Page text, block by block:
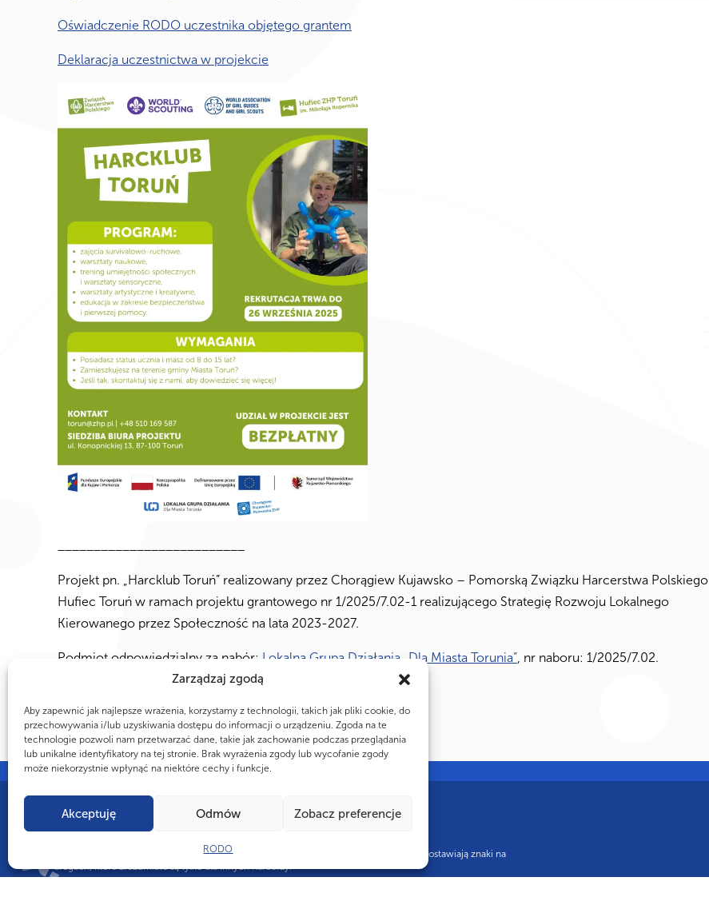
Zarządzaj zgodą
Aby zapewnić jak najlepsze wrażenia, korzystamy z technologii, takich jak pliki cookie, do
przechowywania i/lub uzyskiwania dostępu do informacji o urządzeniu. Zgoda na te
technologie pozwoli nam przetwarzać dane, takie jak zachowanie podczas przeglądania
lub unikalne identyfikatory na tej stronie. Brak wyrażenia zgody lub wycofanie zgody
może niekorzystnie wpłynąć na niektóre cechy i funkcje.
Akceptuję Odmów Zobacz preferencje
RODO
Oświadczenie RODO uczestnika objętego grantem
Deklaracja uczestnictwa w projekcie
Projekt pn. „Harcklub Toruń” realizowany przez Chorągiew Kujawsko – Pomorską Związku Harcerstwa Polskiego
Hufiec Toruń w ramach projektu grantowego nr 1/2025/7.02-1 realizującego Strategię Rozwoju Lokalnego
Kierowanego przez Społeczność na lata 2023-2027.
Podmiot odpowiedzialny za nabór: Lokalna Grupa Działania „Dla Miasta Torunia”, nr naboru: 1/2025/7.02.
CZY WIESZ, ŻE...
ZHP ma swój własny język gestów i znaków. Harcerki i harcerze już od ponad 100 lat zostawiają znaki na
drogach, które zrozumiałe są tylko dla innych harcerzy.